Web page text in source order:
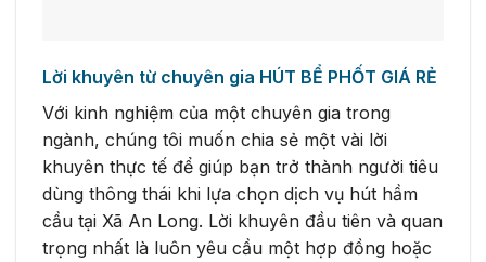
Lời khuyên từ chuyên gia HÚT BỂ PHỐT GIÁ RẺ
Với kinh nghiệm của một chuyên gia trong
ngành, chúng tôi muốn chia sẻ một vài lời
khuyên thực tế để giúp bạn trở thành người tiêu
dùng thông thái khi lựa chọn dịch vụ hút hầm
cầu tại Xã An Long. Lời khuyên đầu tiên và quan
trọng nhất là luôn yêu cầu một hợp đồng hoặc